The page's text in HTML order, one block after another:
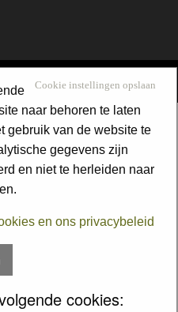
Cookie instellingen opslaan
naar behoren te laten
gebruik van de website te
gegevens zijn
en niet te herleiden naar
en ons privacybeleid
cookies:
/ OTHER ANIMALS
Moderators:Moderators
animals